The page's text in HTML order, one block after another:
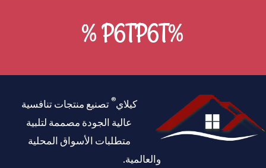
%P6TP6T %
كيلاي® تصنيع منتجات تنافسية
عالية الجودة مصممة لتلبية
متطلبات الأسواق المحلية
والعالمية.